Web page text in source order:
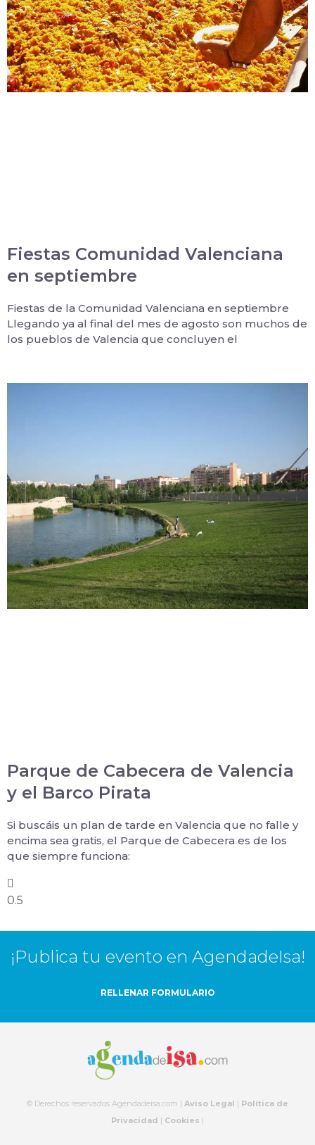
Fiestas Comunidad Valenciana
en septiembre
Fiestas de la Comunidad Valenciana en septiembre
Llegando ya al final del mes de agosto son muchos de
los pueblos de Valencia que concluyen el
Parque de Cabecera de Valencia
y el Barco Pirata
Si buscáis un plan de tarde en Valencia que no falle y
encima sea gratis, el Parque de Cabecera es de los
que siempre funciona:
¡Publica tu evento en AgendadeIsa!
RELLENAR FORMULARIO
© Derechos reservados Agendadeisa.com | Aviso Legal | Política de
Privacidad | Cookies |